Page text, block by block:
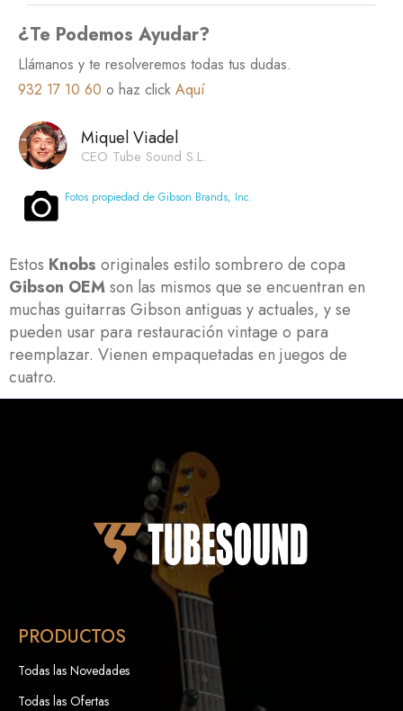
¿Te Podemos Ayudar?
Llámanos y te resolveremos todas tus dudas.
932 17 10 60 o haz click Aquí
Miquel Viadel
CEO Tube Sound S.L.
Fotos propiedad de Gibson Brands, Inc.
Estos Knobs originales estilo sombrero de copa
Gibson OEMson las mismos que se encuentran en
muchas guitarras Gibson antiguas y actuales, y se
pueden usar para restauración vintage o para
reemplazar. Vienen empaquetadas en juegos de
cuatro.
PRODUCTOS
Todas las Novedades
Todas las Ofertas